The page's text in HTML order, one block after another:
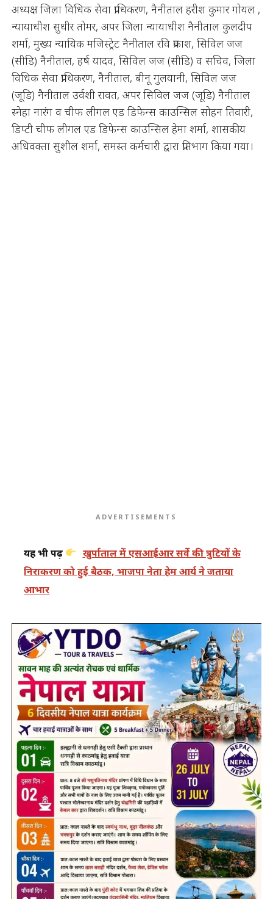
अध्यक्ष जिला विधिक सेवा प्राधिकरण, नैनीताल हरीश कुमार गोयल ,
न्यायाधीश सुधीर तोमर, अपर जिला न्यायाधीश नैनीताल कुलदीप
शर्मा, मुख्य न्यायिक मजिस्ट्रेट नैनीताल रवि प्रकाश, सिविल जज
(सीडि) नैनीताल, हर्ष यादव, सिविल जज (सीडि) व सचिव, जिला
विधिक सेवा प्राधिकरण, नैनीताल, बीनू गुलयानी, सिविल जज
(जूडि) नैनीताल उर्वशी रावत, अपर सिविल जज (जूडि) नैनीताल
स्नेहा नारंग व चीफ लीगल एड डिफेन्स काउन्सिल सोहन तिवारी,
डिप्टी चीफ लीगल एड डिफेन्स काउन्सिल हेमा शर्मा, शासकीय
अधिवक्ता सुशील शर्मा, समस्त कर्मचारी द्वारा प्रतिभाग किया गया।
ADVERTISEMENTS
यह भी पढ़ें
खुर्पाताल में एसआईआर सर्वे की त्रुटियों के
निराकरण को हुई बैठक, भाजपा नेता हेम आर्य ने जताया
आभार